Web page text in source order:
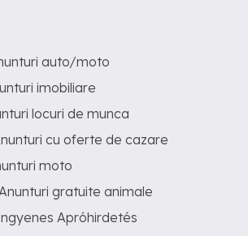
auto/moto
imobiliare
locuri de munca
cu oferte de cazare
moto
gratuite animale
Apróhirdetés